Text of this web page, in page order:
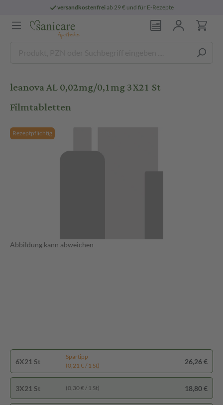
versandkostenfreiab 29 € und für E-Rezepte
leanova AL 0,02mg/0,1mg 3X21 St
Filmtabletten
Rezeptpflichtig
Abbildung kann abweichen
6X21 St
Spartipp
(0,21 € / 1 St)
26,26 €
3X21 St (0,30 € / 1 St) 18,80 €